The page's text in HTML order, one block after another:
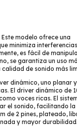
modelo ofrece una
minimiza interferencias
es fácil de
se garantiza un uso
de sonido más
dinámico, uno planar
El driver dinámico de
voces ricas. El
el sonido, facilitando la
de 2 pines, plateado,
y mayor durabilidad.